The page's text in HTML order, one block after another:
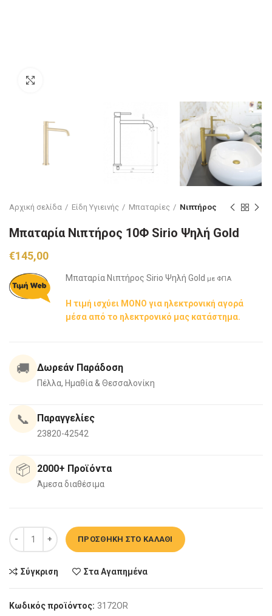
Αρχική σελίδα Είδη Υγιεινής Μπαταρίες Νιπτήρος
Μπαταρία Νιπτήρος 10Φ Sirio Ψηλή Gold
€145,00
Μπαταρία Νιπτήρος Sirio Ψηλή Gold με ΦΠΑ
Η τιμή ισχύει ΜΟΝΟ για ηλεκτρονική αγορά
μέσα από το ηλεκτρονικό μας κατάστημα.
🚚 Δωρεάν Παράδοση
Πέλλα, Ημαθία & Θεσσαλονίκη
📞 Παραγγελίες
23820-42542
📦 2000+ Προϊόντα
Άμεσα διαθέσιμα
Μπαταρία Νιπτήρος 10Φ Sirio Ψηλή Gold ποσότητα
ΠΡΟΣΘΉΚΗ ΣΤΟ ΚΑΛΆΘΙ
Σύγκριση Στα Αγαπημένα
Κωδικός προϊόντος: 3172OR